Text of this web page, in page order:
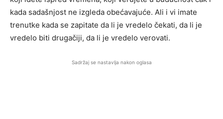
kada sadašnjost ne izgleda obećavajuće. Ali i vi imate
trenutke kada se zapitate da li je vredelo čekati, da li je
vredelo biti drugačiji, da li je vredelo verovati.
Sadržaj se nastavlja nakon oglasa